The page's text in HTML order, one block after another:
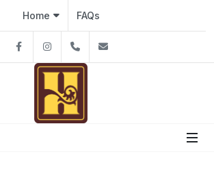
Home FAQs
FacebookInstagram08111926991